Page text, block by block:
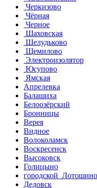
Черкизово
Чёрная
Черное
Шаховская
Шелудьково
Щемилово
Электроизолятор
Юсупово
Ямская
Апрелевка
Балашиха
Белоозёрский
Бронницы
Верея
Видное
Волоколамск
Воскресенск
Высоковск
Голицыно
городской Лотошино
Дедовск